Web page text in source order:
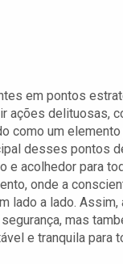
em pontos
ações delituosas,
como um
desses pontos
e acolhedor para
onde a
lado a lado. Assim,
mas
e tranquila para